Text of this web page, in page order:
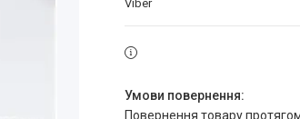
Viber
повернення товару